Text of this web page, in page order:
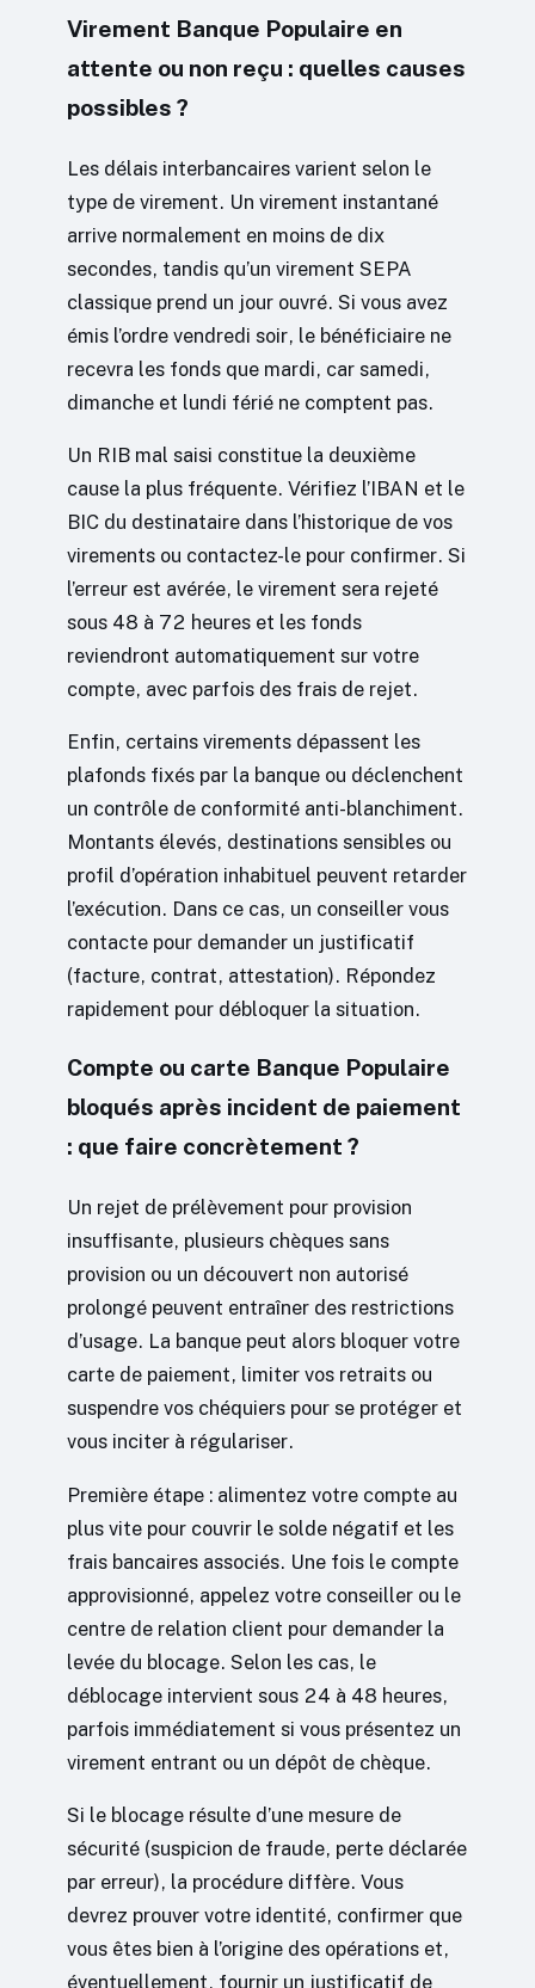
Virement Banque Populaire en
attente ou non reçu : quelles causes
possibles ?
Les délais interbancaires varient selon le
type de virement. Un virement instantané
arrive normalement en moins de dix
secondes, tandis qu’un virement SEPA
classique prend un jour ouvré. Si vous avez
émis l’ordre vendredi soir, le bénéficiaire ne
recevra les fonds que mardi, car samedi,
dimanche et lundi férié ne comptent pas.
Un RIB mal saisi constitue la deuxième
cause la plus fréquente. Vérifiez l’IBAN et le
BIC du destinataire dans l’historique de vos
virements ou contactez-le pour confirmer. Si
l’erreur est avérée, le virement sera rejeté
sous 48 à 72 heures et les fonds
reviendront automatiquement sur votre
compte, avec parfois des frais de rejet.
Enfin, certains virements dépassent les
plafonds fixés par la banque ou déclenchent
un contrôle de conformité anti-blanchiment.
Montants élevés, destinations sensibles ou
profil d’opération inhabituel peuvent retarder
l’exécution. Dans ce cas, un conseiller vous
contacte pour demander un justificatif
(facture, contrat, attestation). Répondez
rapidement pour débloquer la situation.
Compte ou carte Banque Populaire
bloqués après incident de paiement
: que faire concrètement ?
Un rejet de prélèvement pour provision
insuffisante, plusieurs chèques sans
provision ou un découvert non autorisé
prolongé peuvent entraîner des restrictions
d’usage. La banque peut alors bloquer votre
carte de paiement, limiter vos retraits ou
suspendre vos chéquiers pour se protéger et
vous inciter à régulariser.
Première étape : alimentez votre compte au
plus vite pour couvrir le solde négatif et les
frais bancaires associés. Une fois le compte
approvisionné, appelez votre conseiller ou le
centre de relation client pour demander la
levée du blocage. Selon les cas, le
déblocage intervient sous 24 à 48 heures,
parfois immédiatement si vous présentez un
virement entrant ou un dépôt de chèque.
Si le blocage résulte d’une mesure de
sécurité (suspicion de fraude, perte déclarée
par erreur), la procédure diffère. Vous
devrez prouver votre identité, confirmer que
vous êtes bien à l’origine des opérations et,
éventuellement, fournir un justificatif de